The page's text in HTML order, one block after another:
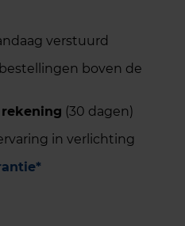
verstuurd
boven de
rekening (30 dagen)
in verlichting